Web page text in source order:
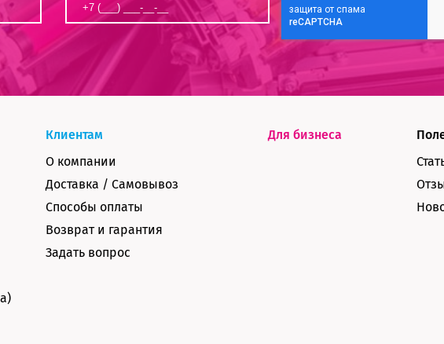
Клиентам
О компании
Доставка / Самовывоз
Способы оплаты
Возврат и гарантия
Задать вопрос
Для бизнеса